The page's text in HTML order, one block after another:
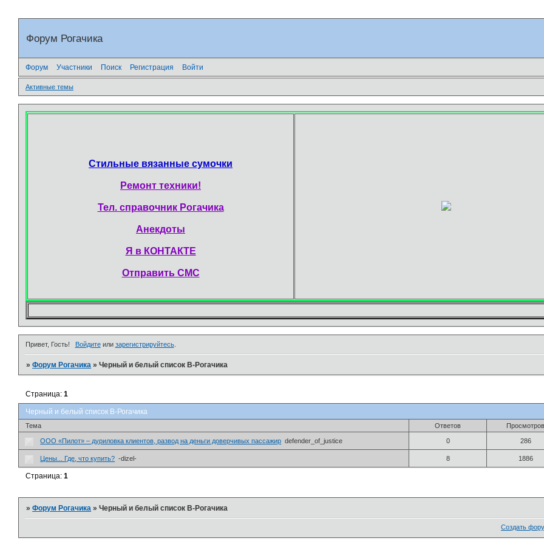
Форум Рогачика
Форум Участники Поиск Регистрация Войти
Активные темы
Стильные вязанные сумочки
Ремонт техники!
Тел. справочник Рогачика
Анекдоты
Я в КОНТАКТЕ
Отправить СМС
Привет, Гость! Войдитеили зарегистрируйтесь.
»Форум Рогачика »Черный и белый список В-Рогачика
Черный и белый список В-Рогачика
Страница:1
Тема Ответов Просмотров
ООО «Пилот» – дуриловка клиентов, развод на деньги доверчивых пассажир defender_of_justice 0 286
Цены... Где, что купить? -dizel- 8 1886
Страница:1
»Форум Рогачика »Черный и белый список В-Рогачика
Создать